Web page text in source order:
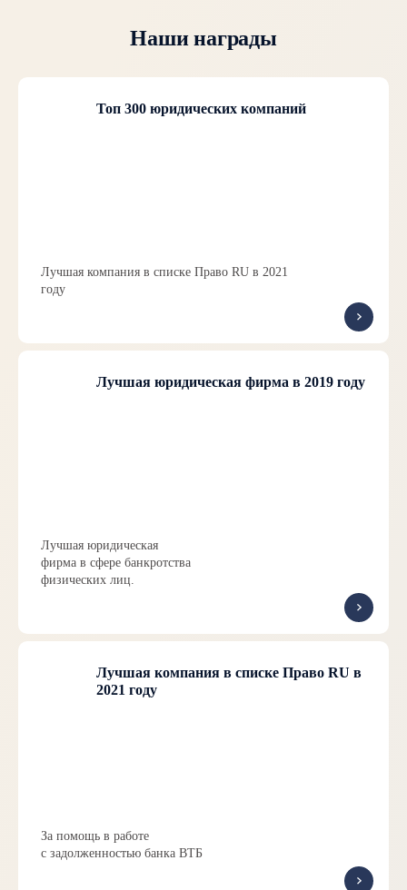
Наши награды
Топ 300 юридических компаний
Лучшая компания в списке Право RU в 2021
году
Лучшая юридическая фирма в 2019 году
Лучшая юридическая
фирма в сфере банкротства
физических лиц.
Лучшая компания в списке Право RU в
2021 году
За помощь в работе
с задолженностью банка ВТБ